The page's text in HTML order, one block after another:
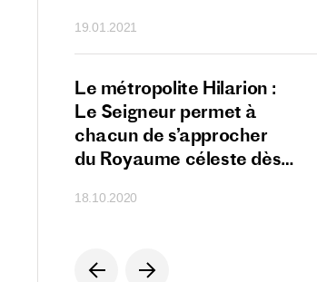
19.01.2021
Le métropolite Hilarion :
Le Seigneur permet à
chacun de s’approcher
du Royaume céleste dès
18.10.2020